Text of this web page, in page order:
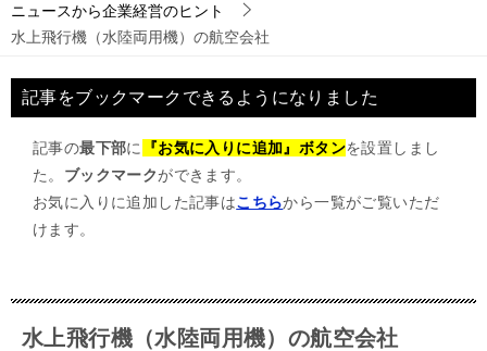
ニュースから企業経営のヒント
水上飛行機（水陸両用機）の航空会社
記事をブックマークできるようになりました
記事の最下部に 『お気に入りに追加』ボタンを設置しまし
た。 ブックマークができます。
お気に入りに追加した記事はこちらから一覧がご覧いただ
けます。
水上飛行機（水陸両用機）の航空会社